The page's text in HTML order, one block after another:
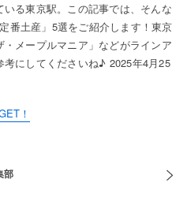
る東京駅。この記事では、そんな
番土産」5選をご紹介します！東京
メープルマニア」などがラインア
にしてくださいね♪ 2025年4月25
！
部